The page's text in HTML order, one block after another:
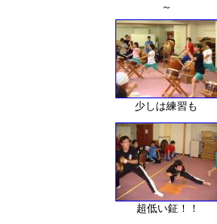
～
少しは練習も
超低い鉦！！